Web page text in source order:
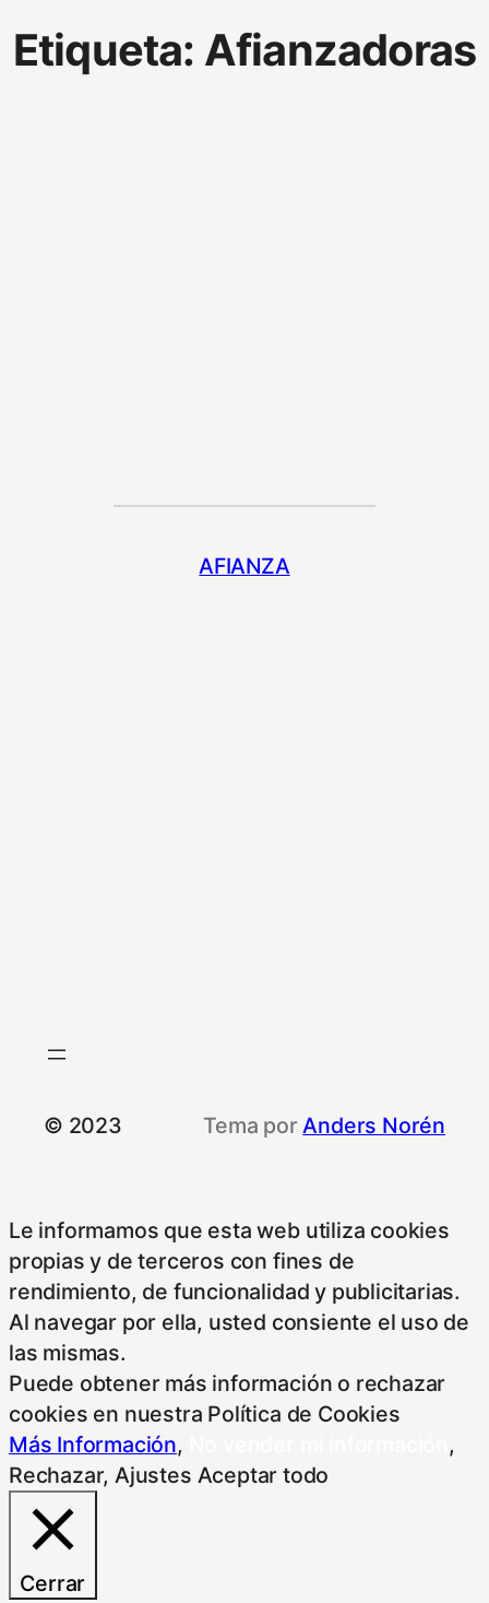
Etiqueta: Afianzadoras
AFIANZA
© 2023 Tema porAnders Norén
Le informamos que esta web utiliza cookies
propias y de terceros con fines de
rendimiento, de funcionalidad y publicitarias.
Al navegar por ella, usted consiente el uso de
las mismas.
Puede obtener más información o rechazar
cookies en nuestra Política de Cookies
Más Información,
,
Rechazar,Ajustes Aceptar todo
Cerrar